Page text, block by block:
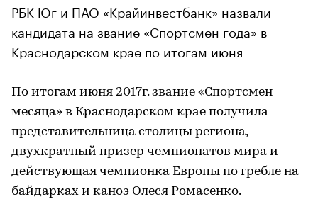
РБК Юг и ПАО «Крайинвестбанк» назвали
кандидата на звание «Спортсмен года» в
Краснодарском крае по итогам июня
По итогам июня 2017г. звание «Спортсмен
месяца» в Краснодарском крае получила
представительница столицы региона,
двухкратный призер чемпионатов мира и
действующая чемпионка Европы по гребле на
байдарках и каноэ Олеся Ромасенко.